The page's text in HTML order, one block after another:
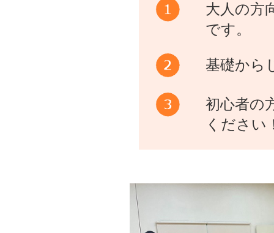
大人の方
です。
基礎から
初心者の
ください